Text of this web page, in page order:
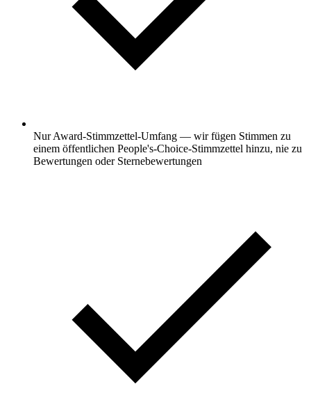
Nur Award-Stimmzettel-Umfang — wir fügen Stimmen zu
einem öffentlichen People's-Choice-Stimmzettel hinzu, nie zu
Bewertungen oder Sternebewertungen